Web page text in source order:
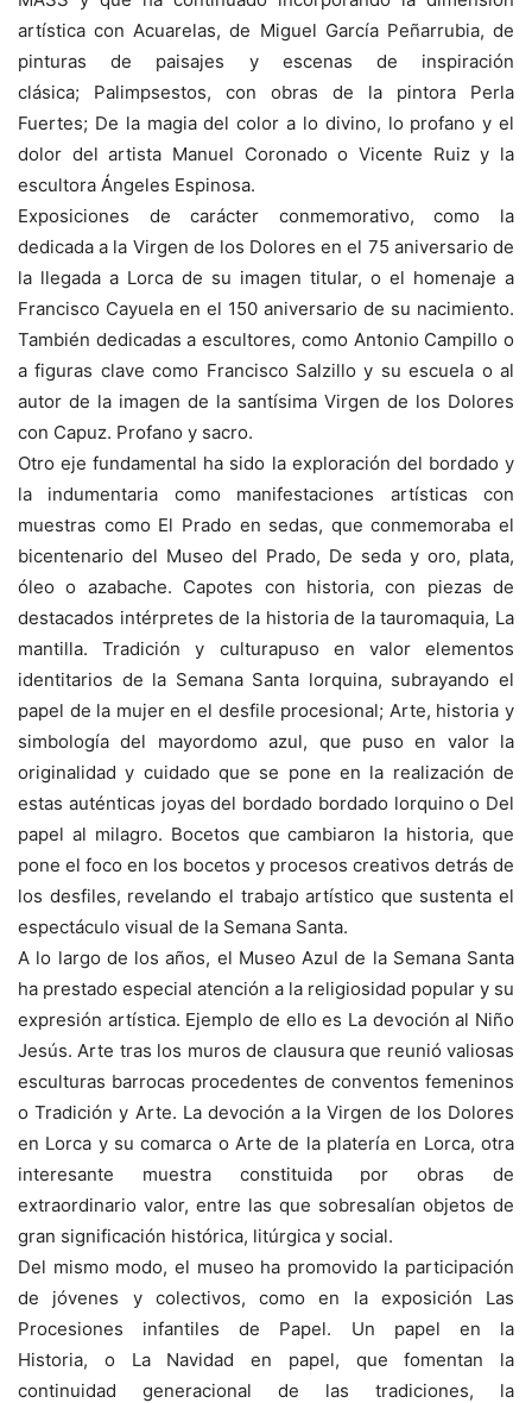
artística con Acuarelas, de Miguel García Peñarrubia, de
pinturas de paisajes y escenas de inspiración
clásica; Palimpsestos, con obras de la pintora Perla
Fuertes; De la magia del color a lo divino, lo profano y el
dolor del artista Manuel Coronado o Vicente Ruiz y la
escultora Ángeles Espinosa.
Exposiciones de carácter conmemorativo, como la
dedicada a la Virgen de los Dolores en el 75 aniversario de
la llegada a Lorca de su imagen titular, o el homenaje a
Francisco Cayuela en el 150 aniversario de su nacimiento.
También dedicadas a escultores, como Antonio Campillo o
a figuras clave como Francisco Salzillo y su escuela o al
autor de la imagen de la santísima Virgen de los Dolores
con Capuz. Profano y sacro.
Otro eje fundamental ha sido la exploración del bordado y
la indumentaria como manifestaciones artísticas con
muestras como El Prado en sedas, que conmemoraba el
bicentenario del Museo del Prado, De seda y oro, plata,
óleo o azabache. Capotes con historia, con piezas de
destacados intérpretes de la historia de la tauromaquia, La
mantilla. Tradición y culturapuso en valor elementos
identitarios de la Semana Santa lorquina, subrayando el
papel de la mujer en el desfile procesional; Arte, historia y
simbología del mayordomo azul, que puso en valor la
originalidad y cuidado que se pone en la realización de
estas auténticas joyas del bordado bordado lorquino o Del
papel al milagro. Bocetos que cambiaron la historia, que
pone el foco en los bocetos y procesos creativos detrás de
los desfiles, revelando el trabajo artístico que sustenta el
espectáculo visual de la Semana Santa.
A lo largo de los años, el Museo Azul de la Semana Santa
ha prestado especial atención a la religiosidad popular y su
expresión artística. Ejemplo de ello es La devoción al Niño
Jesús. Arte tras los muros de clausuraque reunió valiosas
esculturas barrocas procedentes de conventos femeninos
oTradición y Arte. La devoción a la Virgen de los Dolores
en Lorca y su comarca o Arte de la platería en Lorca, otra
interesante muestra constituida por obras de
extraordinario valor, entre las que sobresalían objetos de
gran significación histórica, litúrgica y social.
Del mismo modo, el museo ha promovido la participación
de jóvenes y colectivos, como en la exposición Las
Procesiones infantiles de Papel. Un papel en la
Historia, o La Navidad en papel, que fomentan la
continuidad generacional de las tradiciones, la